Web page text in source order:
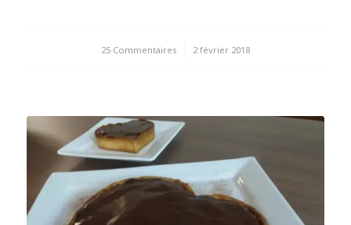
25 Commentaires
/ 2 février 2018